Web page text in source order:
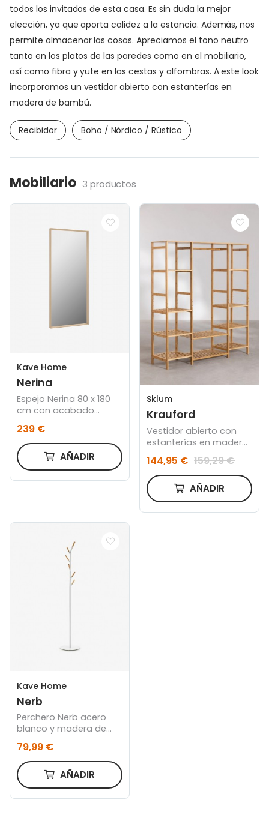
todos los invitados de esta casa. Es sin duda la mejor
elección, ya que aporta calidez a la estancia. Además, nos
permite almacenar las cosas. Apreciamos el tono neutro
tanto en los platos de las paredes como en el mobiliario,
así como fibra y yute en las cestas y alfombras. A este look
incorporamos un vestidor abierto con estanterías en
madera de bambú.
Recibidor Boho / Nórdico / Rústico
Mobiliario 3 productos
Kave Home
Nerina
Espejo Nerina 80 x 180
cm con acabado
239 €
AÑADIR
Sklum
Krauford
Vestidor abierto con
estanterías en madera
144,95 € 159,29 €
AÑADIR
Kave Home
Nerb
Perchero Nerb acero
blanco y madera de
caucho natural 175 cm
79,99 €
AÑADIR